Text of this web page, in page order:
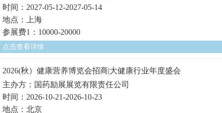
时间：2027-05-12-2027-05-14
地点：上海
参展费1：10000-20000
点击查看详情
2026(秋）健康营养博览会招商|大健康行业年度盛会
主办方：国药励展展览有限责任公司
时间：2026-10-21-2026-10-23
地点：北京